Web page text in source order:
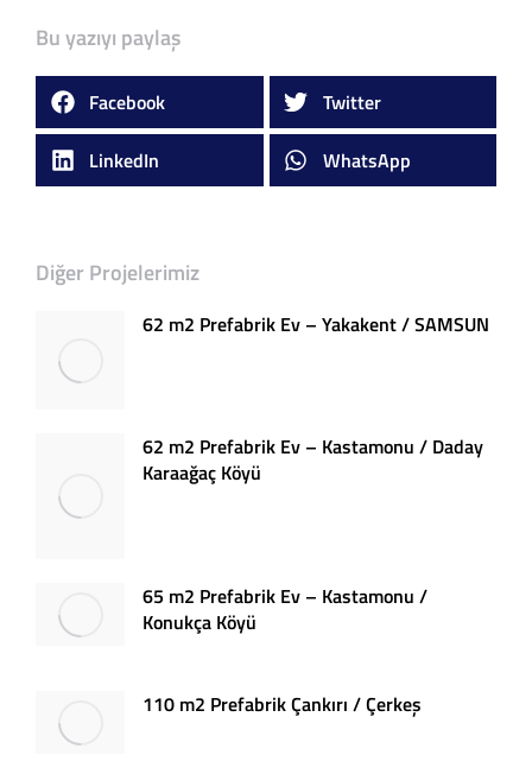
Bu yazıyı paylaş
Facebook Twitter
LinkedIn WhatsApp
Diğer Projelerimiz
62 m2 Prefabrik Ev – Yakakent / SAMSUN
62 m2 Prefabrik Ev – Kastamonu / Daday
Karaağaç Köyü
65 m2 Prefabrik Ev – Kastamonu /
Konukça Köyü
110 m2 Prefabrik Çankırı / Çerkeş